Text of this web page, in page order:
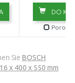
DO
Sie BOSCH
x 400 x 550 mm